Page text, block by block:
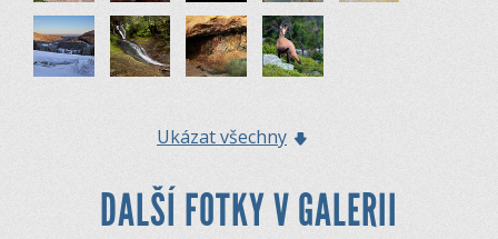
Ukázat všechny
DALŠÍ FOTKY V GALERII